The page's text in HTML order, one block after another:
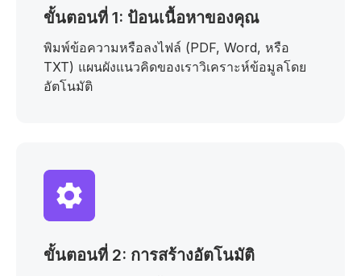
ขั้นตอนที่ 1: ป้อนเนื้อหาของคุณ
พิมพ์ข้อความหรือลงไฟล์ (PDF, Word, หรือ
TXT) แผนผังแนวคิดของเราวิเคราะห์ข้อมูลโดย
อัตโนมัติ
ขั้นตอนที่ 2: การสร้างอัตโนมัติ